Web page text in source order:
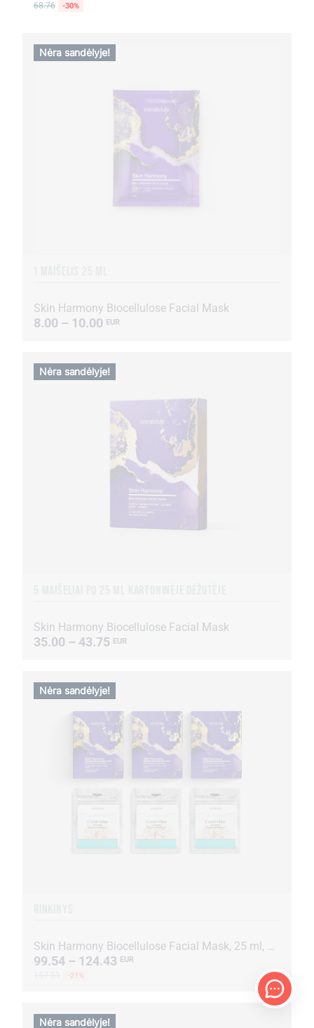
68.76 -30%
Skin Harmony Biocellulose Facial Mask
8.00 – 10.00 EUR
Nėra sandėlyje!
Skin Harmony Biocellulose Facial Mask
35.00 – 43.75 EUR
Nėra sandėlyje!
Skin Harmony Biocellulose Facial Mask, 25 ml, 15 paketėlių + Coral-Mine, 30 paketėlių po 1 g
99.54 – 124.43 EUR
-21%
Nėra sandėlyje!
Nėra sandėlyje!